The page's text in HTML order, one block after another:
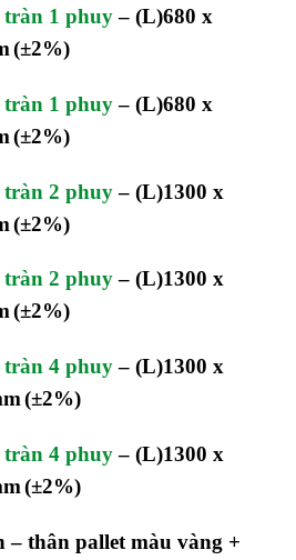
tràn 1 phuy– (L)680 x
(±2%)
tràn 1 phuy– (L)680 x
(±2%)
tràn 2 phuy– (L)1300 x
(±2%)
tràn 2 phuy– (L)1300 x
(±2%)
tràn 4 phuy– (L)1300 x
(±2%)
tràn 4 phuy– (L)1300 x
(±2%)
– thân pallet màu vàng +